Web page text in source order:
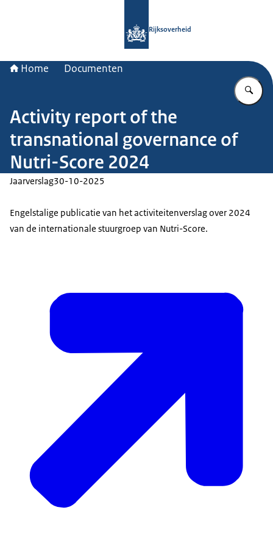
Rijksoverheid
Home Documenten
Activity report of the
transnational governance of
Nutri-Score 2024
Jaarverslag30-10-2025
Engelstalige publicatie van het activiteitenverslag over 2024
van de internationale stuurgroep van Nutri-Score.